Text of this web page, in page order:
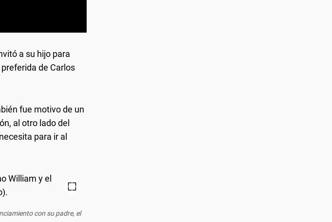
a su hijo para
de Carlos
fue motivo de un
al otro lado del
para ir al
con su padre, el